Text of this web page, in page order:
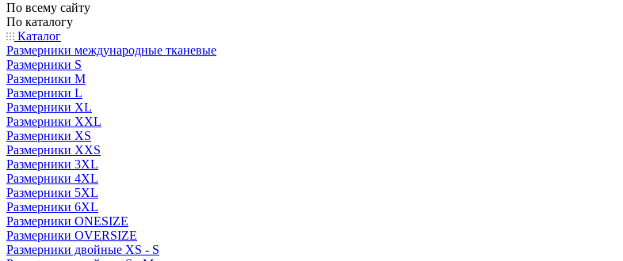
По всему сайту
По каталогу
Каталог
Размерники международные тканевые
Размерники S
Размерники M
Размерники L
Размерники XL
Размерники XXL
Размерники XS
Размерники XXS
Размерники 3XL
Размерники 4XL
Размерники 5XL
Размерники 6XL
Размерники ONESIZE
Размерники OVERSIZE
Размерники двойные XS - S